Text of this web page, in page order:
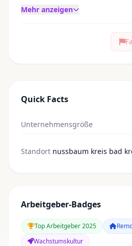
Mehr anzeigen
Quick Facts
Unternehmensgröße
Standort nussbaum kreis bad
Arbeitgeber-Badges
Top Arbeitgeber 2025
Wachstumskultur